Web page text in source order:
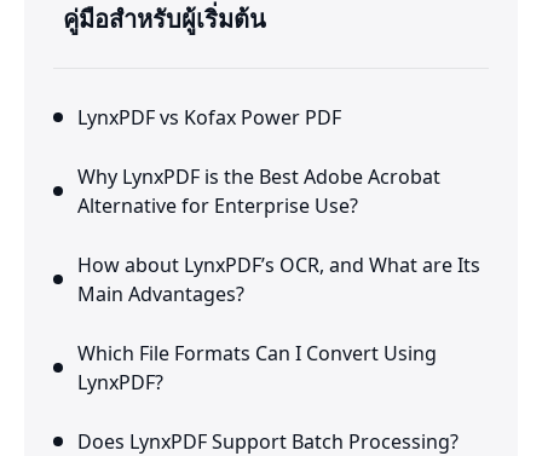
คู่มือสำหรับผู้เริ่มต้น
LynxPDF vs Kofax Power PDF
Why LynxPDF is the Best Adobe Acrobat
Alternative for Enterprise Use?
How about LynxPDF’s OCR, and What are Its
Main Advantages?
Which File Formats Can I Convert Using
LynxPDF?
Does LynxPDF Support Batch Processing?